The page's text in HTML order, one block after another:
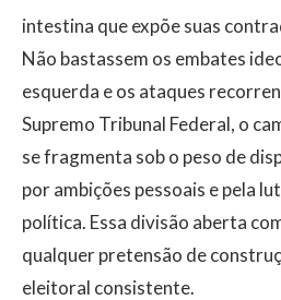
intestina que expõe suas
Não bastassem os embates
esquerda e os ataques
Supremo Tribunal Federal, o
se fragmenta sob o peso de
por ambições pessoais e pela
política. Essa divisão aberta
qualquer pretensão de
eleitoral consistente.